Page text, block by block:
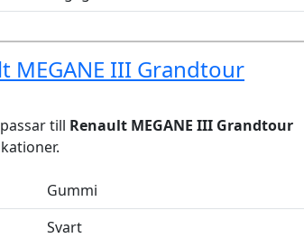
MEGANE III Grandtour
till Renault MEGANE III Grandtour
Gummi
Svart